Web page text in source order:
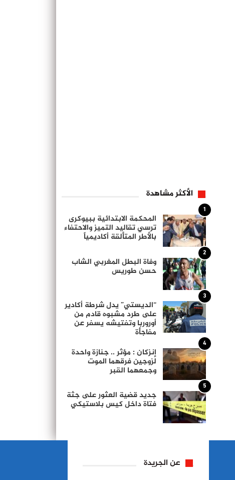
الأكثر مشاهدة
1
المحكمة الابتدائية ببيوكرى
ترسي تقاليد التميز والاحتفاء
بالأطر المتألقة أكاديمياً
2
وفاة البطل المغربي الشاب
حسن طوريس
3
“الديستي” يدل شرطة أكادير
على طرد مشبوه قادم من
أوروربا وتفتيشه يسفر عن
مفاجأة
4
إنزكان : مؤثر .. جنازة واحدة
لزوجين فرقهما الموت
وجمعهما القبر
5
جديد قضية العثور على جثة
فتاة داخل كيس بلاستيكي
عن الجريدة